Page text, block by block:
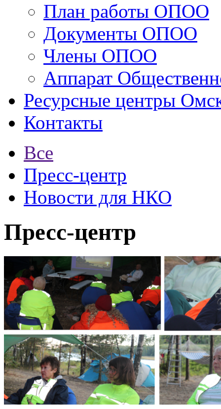
План работы ОПОО
Документы ОПОО
Члены ОПОО
Аппарат
Ресурсные центры
Контакты
Все
Пресс-центр
Новости для НКО
Пресс-центр